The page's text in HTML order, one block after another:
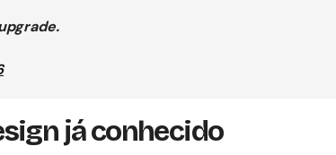
já conhecido